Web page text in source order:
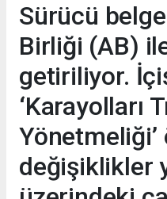
Sürücü
Birliği (AB)
getiriliyor.
‘Karayolları
Yönetmeliği’
değişiklikler